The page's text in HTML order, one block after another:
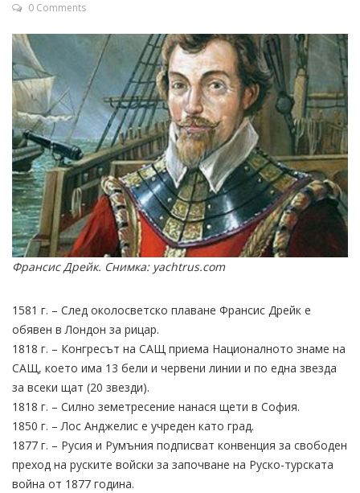
0 Comments
Франсис Дрейк. Снимка: yachtrus.com
1581 г. – След околосветско плаване Франсис Дрейк е
обявен в Лондон за рицар.
1818 г. – Конгресът на САЩ приема Националното знаме на
САЩ, което има 13 бели и червени линии и по една звезда
за всеки щат (20 звезди).
1818 г. – Силно земетресение нанася щети в София.
1850 г. – Лос Анджелис е учреден като град.
1877 г. – Русия и Румъния подписват конвенция за свободен
преход на руските войски за започване на Руско-турската
война от 1877 година.